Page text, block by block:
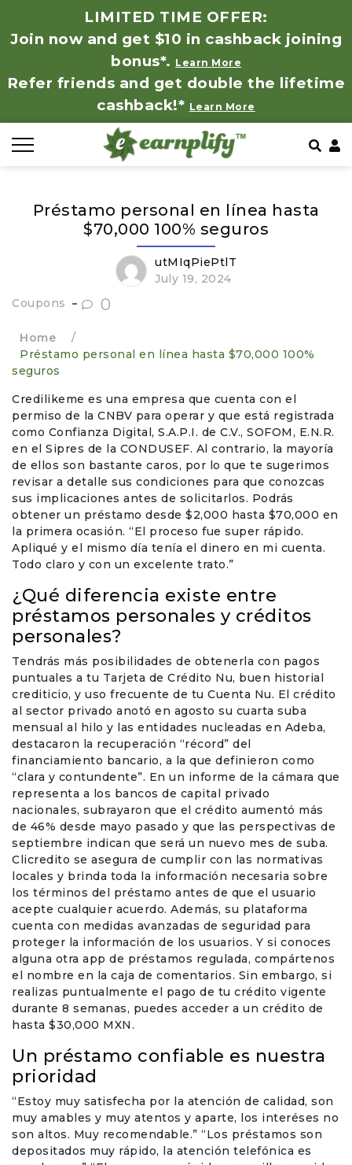
LIMITED TIME OFFER:
Join now and get $10 in cashback joining
bonus*. Learn More
Refer friends and get double the lifetime
cashback!* Learn More
Préstamo personal en línea hasta
$70,000 100% seguros
utMIqPiePtlT
July 19, 2024
Coupons
0
Home
/
Préstamo personal en línea hasta $70,000 100%
seguros
Credilikeme es una empresa que cuenta con el
permiso de la CNBV para operar y que está registrada
como Confianza Digital, S.A.P.I. de C.V., SOFOM, E.N.R.
en el Sipres de la CONDUSEF. Al contrario, la mayoría
de ellos son bastante caros, por lo que te sugerimos
revisar a detalle sus condiciones para que conozcas
sus implicaciones antes de solicitarlos. Podrás
obtener un préstamo desde $2,000 hasta $70,000 en
la primera ocasión. “El proceso fue super rápido.
Apliqué y el mismo día tenía el dinero en mi cuenta.
Todo claro y con un excelente trato.”
¿Qué diferencia existe entre
préstamos personales y créditos
personales?
Tendrás más posibilidades de obtenerla con pagos
puntuales a tu Tarjeta de Crédito Nu, buen historial
crediticio, y uso frecuente de tu Cuenta Nu. El crédito
al sector privado anotó en agosto su cuarta suba
mensual al hilo y las entidades nucleadas en Adeba,
destacaron la recuperación “récord” del
financiamiento bancario, a la que definieron como
“clara y contundente”. En un informe de la cámara que
representa a los bancos de capital privado
nacionales, subrayaron que el crédito aumentó más
de 46% desde mayo pasado y que las perspectivas de
septiembre indican que será un nuevo mes de suba.
Clicredito se asegura de cumplir con las normativas
locales y brinda toda la información necesaria sobre
los términos del préstamo antes de que el usuario
acepte cualquier acuerdo. Además, su plataforma
cuenta con medidas avanzadas de seguridad para
proteger la información de los usuarios. Y si conoces
alguna otra app de préstamos regulada, compártenos
el nombre en la caja de comentarios. Sin embargo, si
realizas puntualmente el pago de tu crédito vigente
durante 8 semanas, puedes acceder a un crédito de
hasta $30,000 MXN.
Un préstamo confiable es nuestra
prioridad
“Estoy muy satisfecha por la atención de calidad, son
muy amables y muy atentos y aparte, los interéses no
son altos. Muy recomendable.” “Los préstamos son
depositados muy rápido, la atención telefónica es
Baby, Kids & Toys
Clothing
Computer Hardware & Software
Education, Books & Art Supplies
Electronics & Appliances
Events & Entertainment
Food, Wine & Restaurants
Financial Services
Gifts, Flowers & Occasions
Health & Wellness
Jewelry & Accessories
Luxury
Miscellaneous
Office Products & Business Services
Pets
Phones & Accessories
Seasonal
Shoes & Bags
Shop Black
Sports & Outdoors
Subscription Services
Travel & Vacation
Store by Category
Coupon by Categories
Frequently Asked Questions
Contact